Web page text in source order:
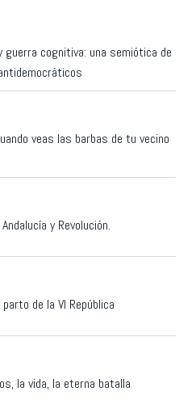
guerra cognitiva: una semiótica de
veas las barbas de tu vecino
y Revolución.
de la VI República
la vida, la eterna batalla